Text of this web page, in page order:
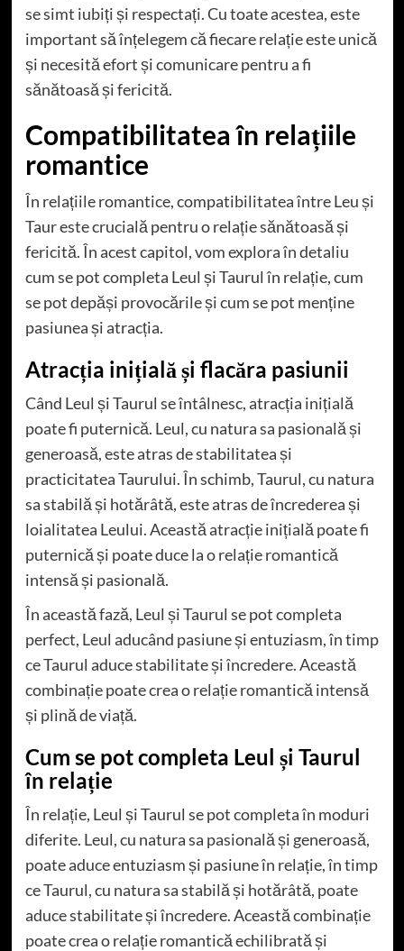
se simt iubiți și respectați. Cu toate acestea, este
important să înțelegem că fiecare relație este unică
și necesită efort și comunicare pentru a fi
sănătoasă și fericită.
Compatibilitatea în relațiile
romantice
În relațiile romantice, compatibilitatea între Leu și
Taur este crucială pentru o relație sănătoasă și
fericită. În acest capitol, vom explora în detaliu
cum se pot completa Leul și Taurul în relație, cum
se pot depăși provocările și cum se pot menține
pasiunea și atracția.
Atracția inițială și flacăra pasiunii
Când Leul și Taurul se întâlnesc, atracția inițială
poate fi puternică. Leul, cu natura sa pasională și
generoasă, este atras de stabilitatea și
practicitatea Taurului. În schimb, Taurul, cu natura
sa stabilă și hotărâtă, este atras de încrederea și
loialitatea Leului. Această atracție inițială poate fi
puternică și poate duce la o relație romantică
intensă și pasională.
În această fază, Leul și Taurul se pot completa
perfect, Leul aducând pasiune și entuziasm, în timp
ce Taurul aduce stabilitate și încredere. Această
combinație poate crea o relație romantică intensă
și plină de viață.
Cum se pot completa Leul și Taurul
în relație
În relație, Leul și Taurul se pot completa în moduri
diferite. Leul, cu natura sa pasională și generoasă,
poate aduce entuziasm și pasiune în relație, în timp
ce Taurul, cu natura sa stabilă și hotărâtă, poate
aduce stabilitate și încredere. Această combinație
poate crea o relație romantică echilibrată și